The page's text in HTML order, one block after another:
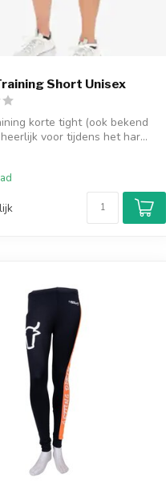
Short Unisex
korte tight (ook bekend
voor tijdens het har...